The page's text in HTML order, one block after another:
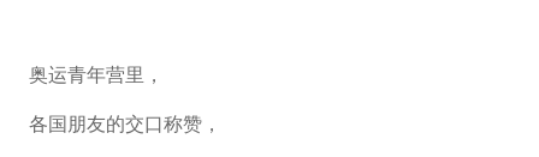
奥运青年营里，
各国朋友的交口称赞，